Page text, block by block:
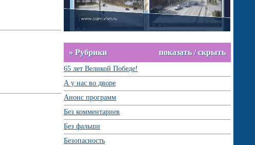
» Рубрики показать / скрыть
65 лет Великой Победе!
А у нас во дворе
Анонс программ
Без комментариев
Без фальши
Безопасность